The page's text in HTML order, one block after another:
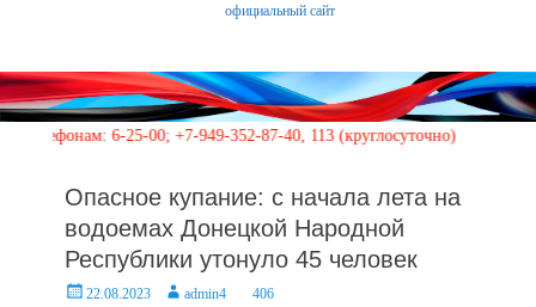
официальный сайт
for:
6-25-00; +7-949-352-87-40, 113 (круглосуточно)
Опасное купание: с начала лета на
водоемах Донецкой Народной
Республики утонуло 45 человек
Posted22.08.2023 Authoradmin4 406